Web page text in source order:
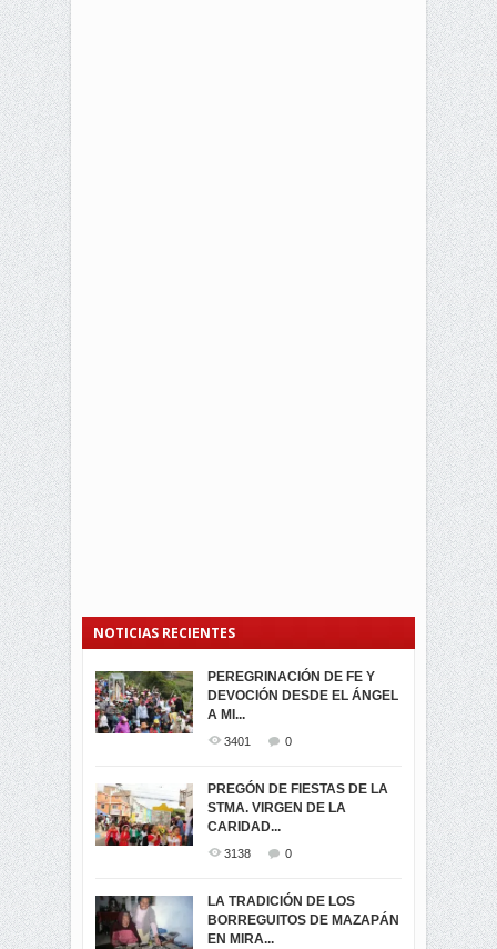
NOTICIAS RECIENTES
PEREGRINACIÓN DE FE Y
DEVOCIÓN DESDE EL ÁNGEL
A MI...
3401 0
PREGÓN DE FIESTAS DE LA
STMA. VIRGEN DE LA
CARIDAD...
3138 0
LA TRADICIÓN DE LOS
BORREGUITOS DE MAZAPÁN
EN MIRA...
PROCESIÓN DE LA VIRGEN
DE LA CARIDAD 2024
3063
-ENCENDIDO DEL ARBOL DE
...
MIRA
3442
SEGUNDA VUELTA
ELECCIONES
PRESIDENCIALES 2023 EN
M...
ELECCION CRUCIAL:
SEGUNDA VUELTA
PRESIDENCIAL EL 1...
VIRTUALES ASAMBLEISTAS
POR LA PROVINCIA DEL